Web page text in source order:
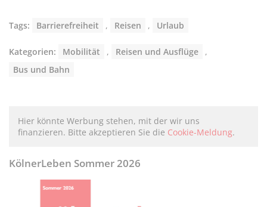
Tags: Barrierefreiheit , Reisen , Urlaub
Kategorien: Mobilität , Reisen und Ausflüge
,
Bus und Bahn
Hier könnte Werbung stehen, mit der wir uns
finanzieren. Bitte akzeptieren Sie die Cookie-Meldung.
KölnerLeben Sommer 2026